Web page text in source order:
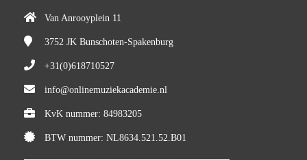
Van Anrooyplein 11
3752 JK Bunschoten-Spakenburg
+31(0)618710527
info@onlinemuziekacademie.nl
KvK nummer: 84983205
BTW nummer: NL8634.521.52.B01